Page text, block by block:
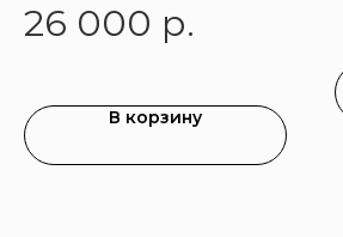
26 000 р.
В корзину